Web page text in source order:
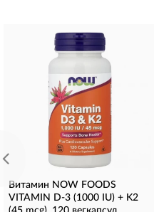
Витамин NOW FOODS
VITAMIN D-3 (1000 IU) + K2